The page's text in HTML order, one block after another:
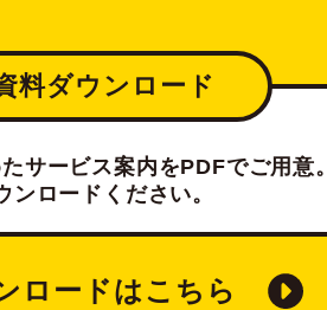
料ダウンロード
サービス案内をPDFでご用意。
ンロードください。
ロードはこちら